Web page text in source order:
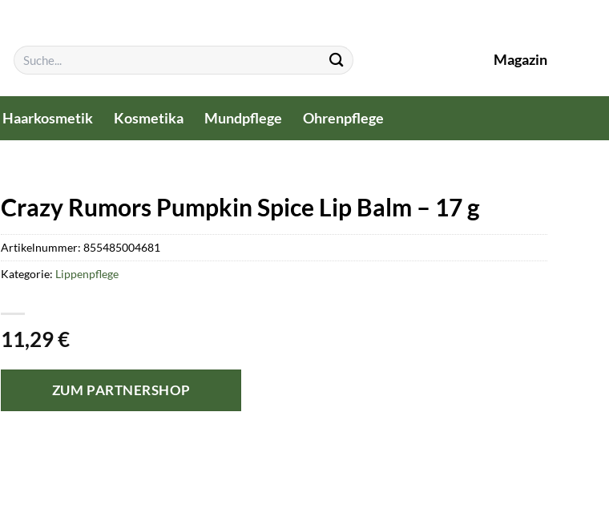
Suchen
nach:
Magazin
Haarkosmetik Kosmetika Mundpflege Ohrenpflege
Crazy Rumors Pumpkin Spice Lip Balm – 17 g
11,29€
ZUM PARTNERSHOP
Artikelnummer:855485004681
Kategorie: Lippenpflege